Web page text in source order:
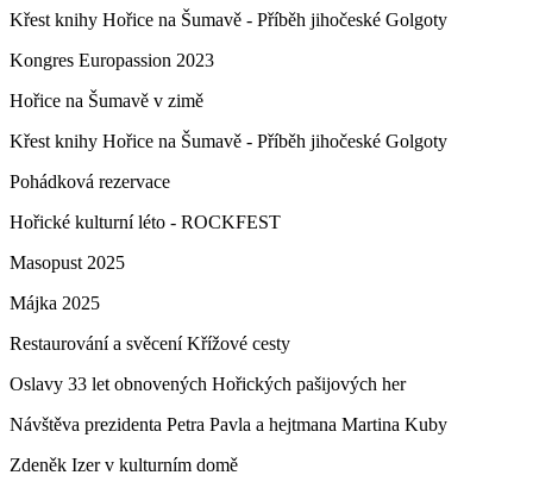
Křest knihy Hořice na Šumavě - Příběh jihočeské Golgoty
Kongres Europassion 2023
Hořice na Šumavě v zimě
Křest knihy Hořice na Šumavě - Příběh jihočeské Golgoty
Pohádková rezervace
Hořické kulturní léto - ROCKFEST
Masopust 2025
Májka 2025
Restaurování a svěcení Křížové cesty
Oslavy 33 let obnovených Hořických pašijových her
Návštěva prezidenta Petra Pavla a hejtmana Martina Kuby
Zdeněk Izer v kulturním domě